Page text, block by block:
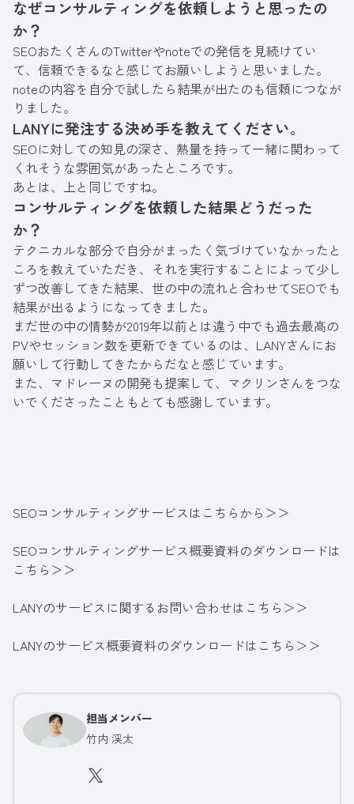
なぜコンサルティングを依頼しようと思ったの
か？
SEOおたくさんのTwitterやnoteでの発信を見続けてい
て、信頼できるなと感じてお願いしようと思いました。
noteの内容を自分で試したら結果が出たのも信頼につなが
りました。
LANYに発注する決め手を教えてください。
SEOに対しての知見の深さ、熱量を持って一緒に関わって
くれそうな雰囲気があったところです。
あとは、上と同じですね。
コンサルティングを依頼した結果どうだった
か？
テクニカルな部分で自分がまったく気づけていなかったと
ころを教えていただき、それを実行することによって少し
ずつ改善してきた結果、世の中の流れと合わせてSEOでも
結果が出るようになってきました。
まだ世の中の情勢が2019年以前とは違う中でも過去最高の
PVやセッション数を更新できているのは、LANYさんにお
願いして行動してきたからだなと感じています。
また、マドレーヌの開発も提案して、マクリンさんをつな
いでくださったこともとても感謝しています。
SEOコンサルティングサービスはこちらから＞＞
SEOコンサルティングサービス概要資料のダウンロードは
こちら＞＞
LANYのサービスに関するお問い合わせはこちら＞＞
LANYのサービス概要資料のダウンロードはこちら＞＞
担当メンバー
竹内 渓太